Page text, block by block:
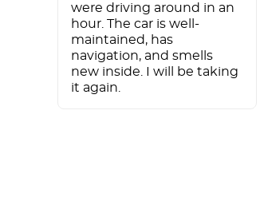
were driving around in an
hour. The car is well-
maintained, has
navigation, and smells
new inside. I will be taking
it again.